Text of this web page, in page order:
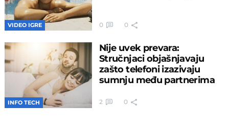
VIDEO IGRE 0 0
INFO TECH
Nije uvek prevara:
Stručnjaci objašnjavaju
zašto telefoni izazivaju
sumnju među partnerima
2 0